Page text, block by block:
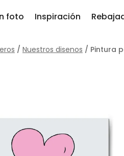
foto Inspiración
/ Nuestros disenos / Pintura